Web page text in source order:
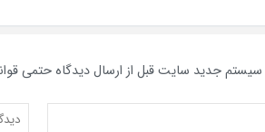
سیستم جدید سایت قبل از ارسال دیدگاه حتمی